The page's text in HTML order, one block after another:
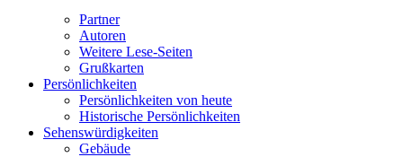
Partner
Autoren
Weitere Lese-Seiten
Grußkarten
Persönlichkeiten
Persönlichkeiten von heute
Historische Persönlichkeiten
Sehenswürdigkeiten
Gebäude